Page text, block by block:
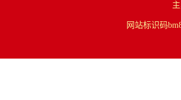
网站标识码